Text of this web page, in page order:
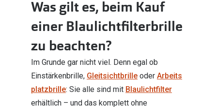
Was gilt es, beim Kauf
einer Blaulichtfilterbrille
zu beachten?
Im Grunde gar nicht viel. Denn egal ob
Einstärkenbrille, Gleitsichtbrille oder Arbeits
platzbrille: Sie alle sind mit Blaulichtfilter
erhältlich – und das komplett ohne